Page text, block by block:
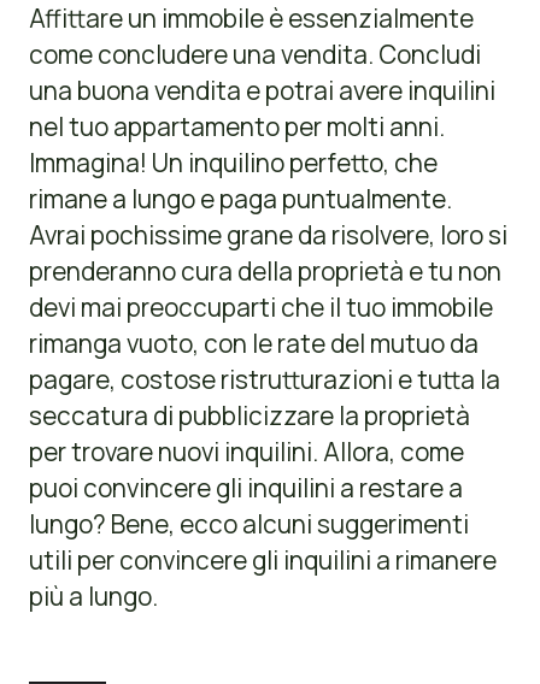
Affittare un immobile è essenzialmente
come concludere una vendita. Concludi
una buona vendita e potrai avere inquilini
nel tuo appartamento per molti anni.
Immagina! Un inquilino perfetto, che
rimane a lungo e paga puntualmente.
Avrai pochissime grane da risolvere, loro si
prenderanno cura della proprietà e tu non
devi mai preoccuparti che il tuo immobile
rimanga vuoto, con le rate del mutuo da
pagare, costose ristrutturazioni e tutta la
seccatura di pubblicizzare la proprietà
per trovare nuovi inquilini. Allora, come
puoi convincere gli inquilini a restare a
lungo? Bene, ecco alcuni suggerimenti
utili per convincere gli inquilini a rimanere
più a lungo.